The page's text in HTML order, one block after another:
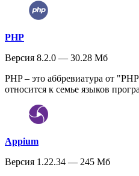
PHP
Версия 8.2.0 — 30.28 Мб
PHP – это аббревиатура от
относится к семье языков
Appium
Версия 1.22.34 — 245 Мб